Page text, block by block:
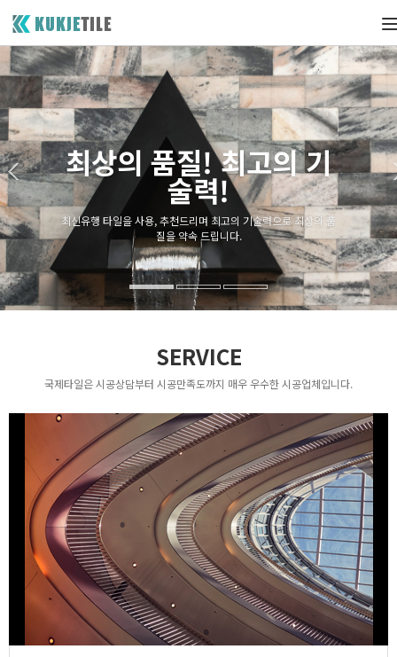
최상의 품질! 최고의 기
술력!
최신유행 타일을 사용, 추천드리며 최고의 기술력으로 최상의 품
질을 약속 드립니다.
SERVICE
국제타일은 시공상담부터 시공만족도까지 매우 우수한 시공업체입니다.